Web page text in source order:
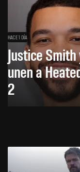
HACE 1 DÍA
Justice
unen a
2